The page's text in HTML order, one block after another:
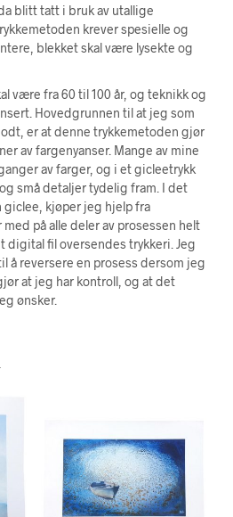
blitt tatt i bruk av utallige
krever spesielle og
blekket skal være lysekte og
være fra 60 til 100 år, og teknikk og
Hovedgrunnen til at jeg som
er at denne trykkemetoden gjør
av fargenyanser. Mange av mine
av farger, og i et gicleetrykk
små detaljer tydelig fram. I det
kjøper jeg hjelp fra
på alle deler av prosessen helt
fil oversendes trykkeri. Jeg
å reversere en prosess dersom jeg
at jeg har kontroll, og at det
ønsker.